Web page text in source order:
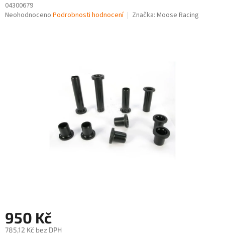
04300679
Průměrné
Neohodnoceno Podrobnosti hodnocení Značka: Moose Racing
950 Kč
785,12 Kč bez DPH